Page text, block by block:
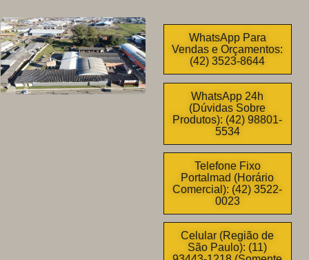
WhatsApp Para
Vendas e Orçamentos:
(42) 3523-8644
WhatsApp 24h
(Dúvidas Sobre
Produtos): (42) 98801-
5534
Telefone Fixo
Portalmad (Horário
Comercial): (42) 3522-
0023
Celular (Região de
São Paulo): (11)